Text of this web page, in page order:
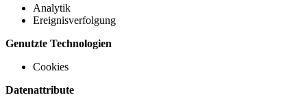
Analytik
Ereignisverfolgung
Genutzte Technologien
Cookies
Datenattribute